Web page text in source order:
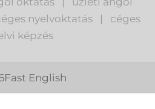
éges nyelvoktatás |
céges
képzés
Fast English